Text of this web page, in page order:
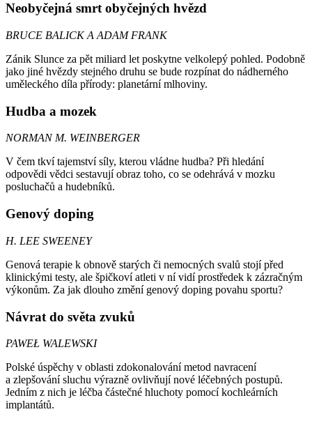
Neobyčejná smrt obyčejných hvězd
BRUCE BALICK A ADAM FRANK
Zánik Slunce za pět miliard let poskytne velkolepý pohled. Podobně
jako jiné hvězdy stejného druhu se bude rozpínat do nádherného
uměleckého díla přírody: planetární mlhoviny.
Hudba a mozek
NORMAN M. WEINBERGER
V čem tkví tajemství síly, kterou vládne hudba? Při hledání
odpovědi vědci sestavují obraz toho, co se odehrává v mozku
posluchačů a hudebníků.
Genový doping
H. LEE SWEENEY
Genová terapie k obnově starých či nemocných svalů stojí před
klinickými testy, ale špičkoví atleti v ní vidí prostředek k zázračným
výkonům. Za jak dlouho změní genový doping povahu sportu?
Návrat do světa zvuků
PAWEŁ WALEWSKI
Polské úspěchy v oblasti zdokonalování metod navracení
a zlepšování sluchu výrazně ovlivňují nové léčebných postupů.
Jedním z nich je léčba částečné hluchoty pomocí kochleárních
implantátů.